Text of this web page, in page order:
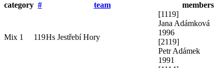
category # team members
Mix 1 119Hs Jestřebí Hory
[1119]
Jana Adámková
1996
[2119]
Petr Adámek
1991